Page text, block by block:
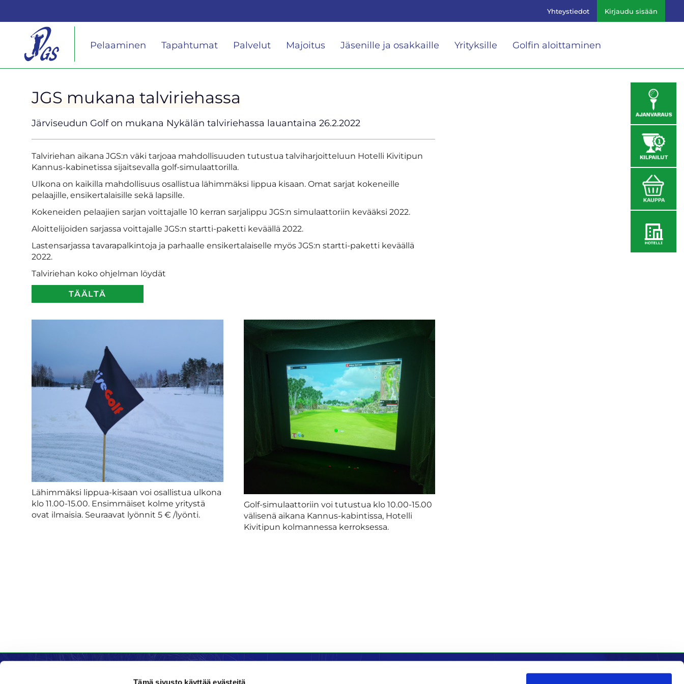
Tämä sivusto käyttää evästeitä
Yhteystiedot Kirjaudu sisään
Pelaaminen Tapahtumat Palvelut Majoitus Jäsenille ja osakkaille Yrityksille Golfin aloittaminen
JGS mukana talviriehassa
Järviseudun Golf on mukana Nykälän talviriehassa lauantaina 26.2.2022
Talviriehan aikana JGS:n väki tarjoaa mahdollisuuden tutustua talviharjoitteluun Hotelli Kivitipun
Kannus-kabinetissa sijaitsevalla golf-simulaattorilla.
Ulkona on kaikilla mahdollisuus osallistua lähimmäksi lippua kisaan. Omat sarjat kokeneille
pelaajille, ensikertalaisille sekä lapsille.
Kokeneiden pelaajien sarjan voittajalle 10 kerran sarjalippu JGS:n simulaattoriin kevääksi 2022.
Aloittelijoiden sarjassa voittajalle JGS:n startti-paketti keväällä 2022.
Lastensarjassa tavarapalkintoja ja parhaalle ensikertalaiselle myös JGS:n startti-paketti keväällä
2022.
Talviriehan koko ohjelman löydät
TÄÄLTÄ
Lähimmäksi lippua-kisaan voi osallistua ulkona
klo 11.00-15.00. Ensimmäiset kolme yritystä
ovat ilmaisia. Seuraavat lyönnit 5 € /lyönti.
Golf-simulaattoriin voi tutustua klo 10.00-15.00
välisenä aikana Kannus-kabintissa, Hotelli
Kivitipun kolmannessa kerroksessa.